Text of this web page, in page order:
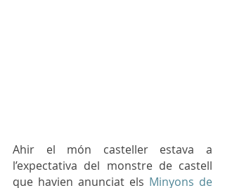
Ahir el món casteller estava a
l’expectativa del monstre de castell
que havien anunciat els Minyons de